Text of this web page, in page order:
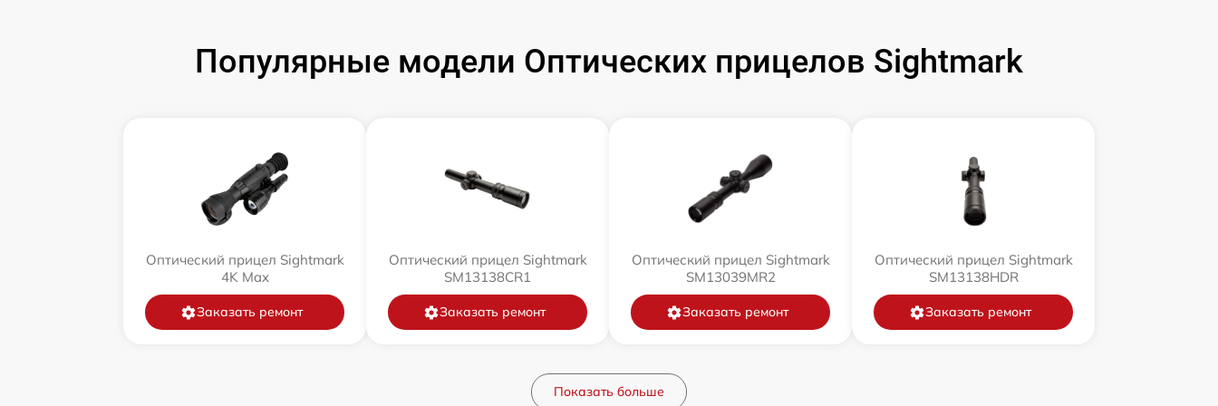
Популярные модели Оптических прицелов Sightmark
Оптический прицел Sightmark
4K Max
Заказать ремонт
Оптический прицел Sightmark
SM13138CR1
Заказать ремонт
Оптический прицел Sightmark
SM13039MR2
Заказать ремонт
Оптический прицел Sightmark
SM13138HDR
Заказать ремонт
Показать больше